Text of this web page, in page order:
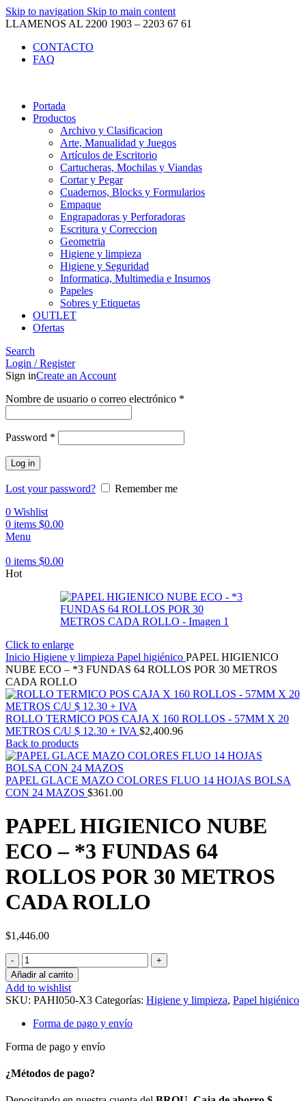
Skip to navigation Skip to main content
LLAMENOS AL 2200 1903 – 2203 67 61
CONTACTO
FAQ
Portada
Productos
Archivo y Clasificacion
Arte, Manualidad y Juegos
Artículos de Escritorio
Cartucheras, Mochilas y Viandas
Cortar y Pegar
Cuadernos, Blocks y Formularios
Empaque
Engrapadoras y Perforadoras
Escritura y Correccion
Geometria
Higiene y limpieza
Higiene y Seguridad
Informatica, Multimedia e Insumos
Papeles
Sobres y Etiquetas
OUTLET
Ofertas
Search
Login / Register
Sign inCreate an Account
Nombre de usuario o correo electrónico *
Password *
Log in
Lost your password?
Remember me
0 Wishlist
0 items $0.00
Menu
0 items $0.00
Hot
Click to enlarge
Inicio Higiene y limpieza Papel higiénico PAPEL HIGIENICO
NUBE ECO – *3 FUNDAS 64 ROLLOS POR 30 METROS
CADA ROLLO
ROLLO TERMICO POS CAJA X 160 ROLLOS - 57MM X 20
METROS C/U $ 12.30 + IVA $2,400.96
Back to products
PAPEL GLACE MAZO COLORES FLUO 14 HOJAS BOLSA
CON 24 MAZOS $361.00
PAPEL HIGIENICO NUBE
ECO – *3 FUNDAS 64
ROLLOS POR 30 METROS
CADA ROLLO
$1,446.00
PAPEL
HIGIENICO
NUBE
ECO
-
*3
FUNDAS
64
POR
METROS
Añadir al carrito
Add to wishlist
SKU: PAHI050-X3 Categorías: Higiene y limpieza, Papel higiénico
Forma de pago y envío
Forma de pago y envío
¿Métodos de pago?